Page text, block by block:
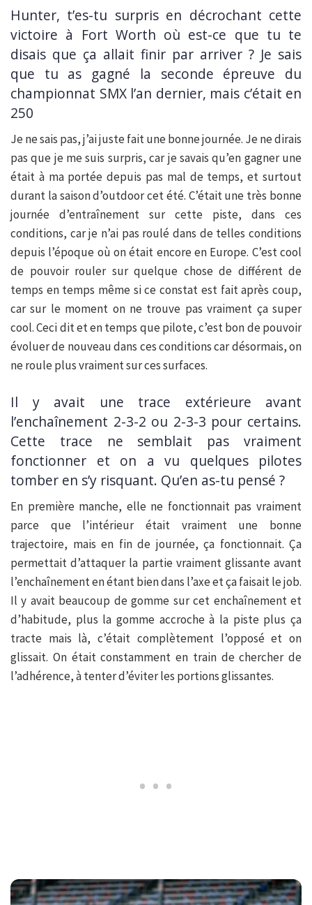
Hunter, t’es-tu surpris en décrochant cette
victoire à Fort Worth où est-ce que tu te
disais que ça allait finir par arriver ? Je sais
que tu as gagné la seconde épreuve du
championnat SMX l’an dernier, mais c’était en
250
Je ne sais pas, j’ai juste fait une bonne journée. Je ne dirais
pas que je me suis surpris, car je savais qu’en gagner une
était à ma portée depuis pas mal de temps, et surtout
durant la saison d’outdoor cet été. C’était une très bonne
journée d’entraînement sur cette piste, dans ces
conditions, car je n’ai pas roulé dans de telles conditions
depuis l’époque où on était encore en Europe. C’est cool
de pouvoir rouler sur quelque chose de différent de
temps en temps même si ce constat est fait après coup,
car sur le moment on ne trouve pas vraiment ça super
cool. Ceci dit et en temps que pilote, c’est bon de pouvoir
évoluer de nouveau dans ces conditions car désormais, on
ne roule plus vraiment sur ces surfaces.
Il y avait une trace extérieure avant
l’enchaînement 2-3-2 ou 2-3-3 pour certains.
Cette trace ne semblait pas vraiment
fonctionner et on a vu quelques pilotes
tomber en s’y risquant. Qu’en as-tu pensé ?
En première manche, elle ne fonctionnait pas vraiment
parce que l’intérieur était vraiment une bonne
trajectoire, mais en fin de journée, ça fonctionnait. Ça
permettait d’attaquer la partie vraiment glissante avant
l’enchaînement en étant bien dans l’axe et ça faisait le job.
Il y avait beaucoup de gomme sur cet enchaînement et
d’habitude, plus la gomme accroche à la piste plus ça
tracte mais là, c’était complètement l’opposé et on
glissait. On était constamment en train de chercher de
l’adhérence, à tenter d’éviter les portions glissantes.